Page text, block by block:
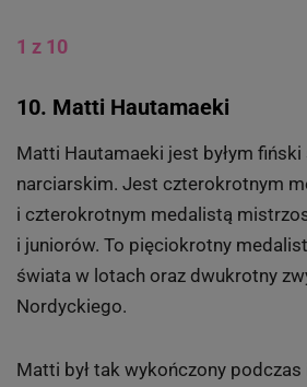
1 z 10
10. Matti Hautamaeki
Matti Hautamaeki jest byłym
narciarskim. Jest czterokrotnym
i czterokrotnym medalistą
i juniorów. To pięciokrotny
świata w lotach oraz dwukrotny
Nordyckiego.
Matti był tak wykończony